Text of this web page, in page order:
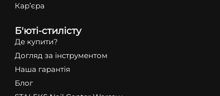
Кар’єра
Б'юті-стилісту
Де купити?
Догляд за інструментом
Наша гарантія
Блог